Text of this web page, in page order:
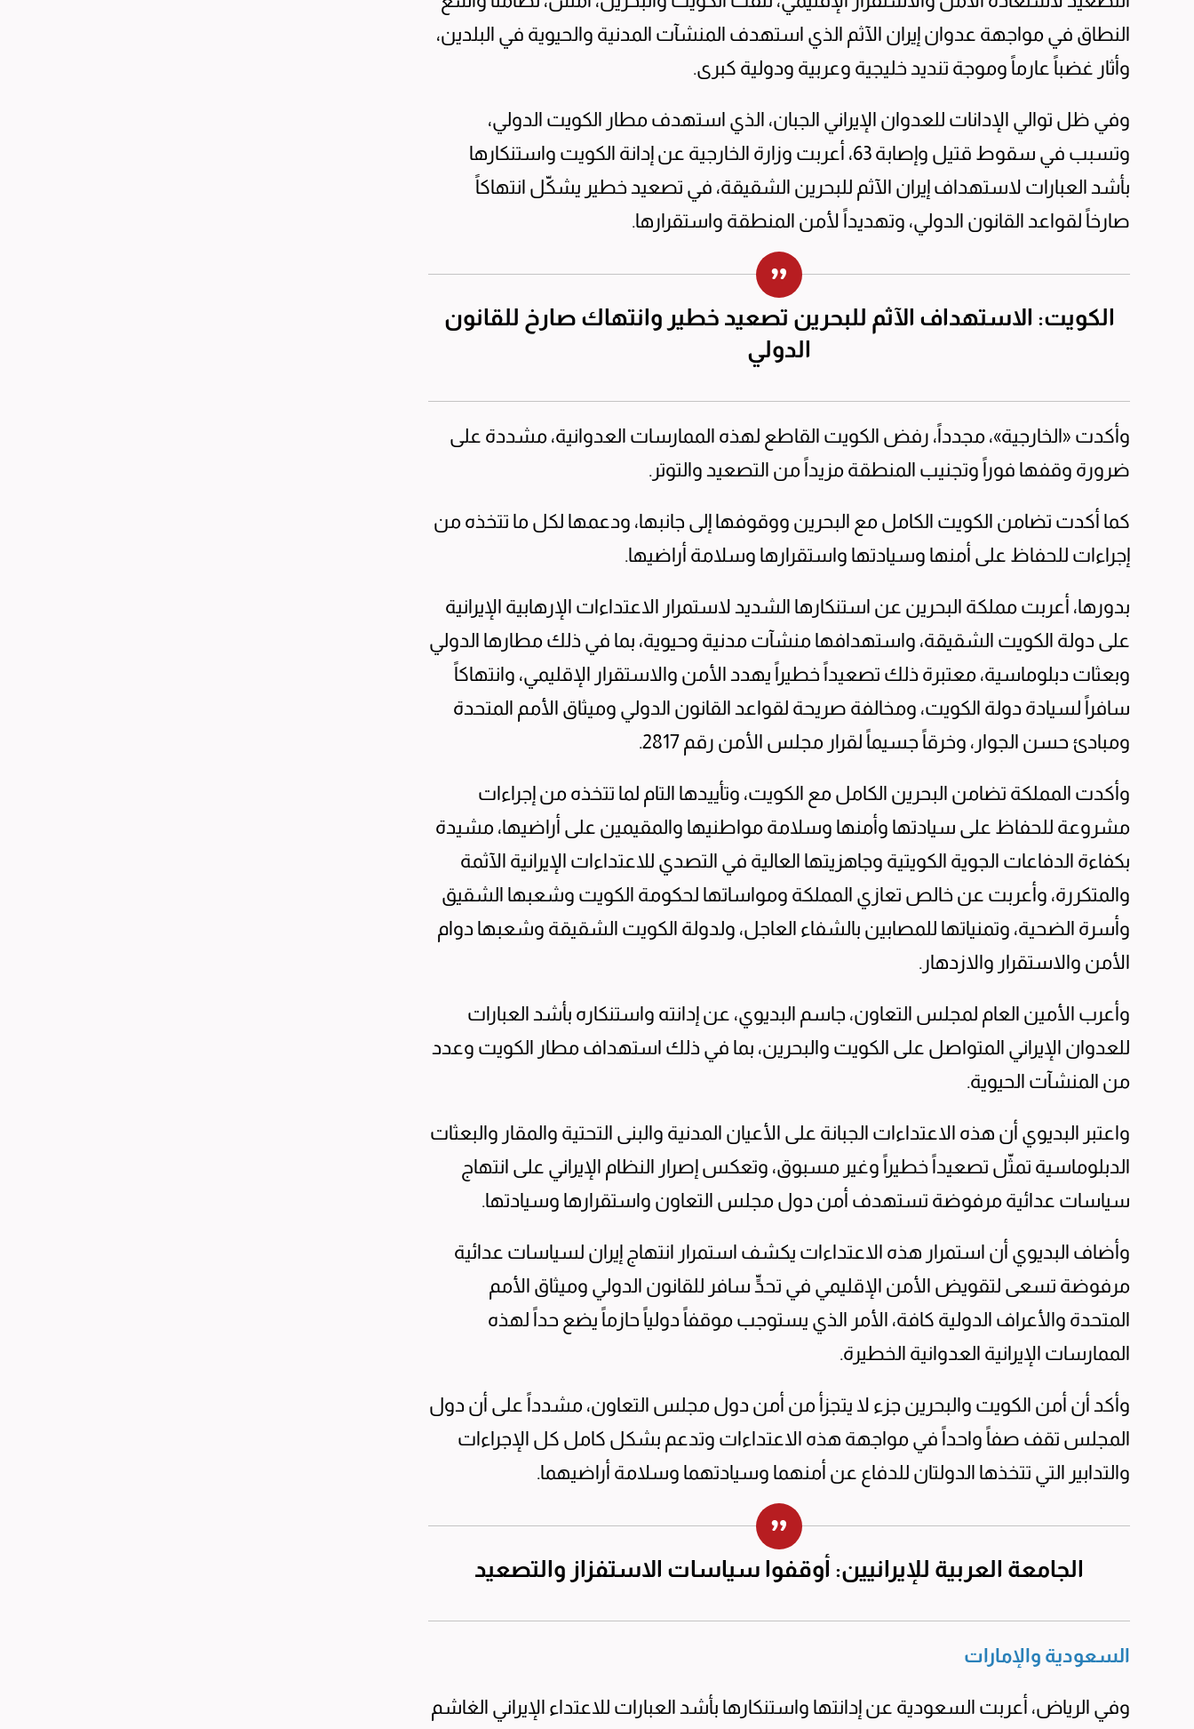
النطاق في مواجهة عدوان إيران الآثم الذي استهدف المنشآت المدنية والحيوية في البلدين،
وأثار غضباً عارماً وموجة تنديد خليجية وعربية ودولية كبرى.
وفي ظل توالي الإدانات للعدوان الإيراني الجبان، الذي استهدف مطار الكويت الدولي،
وتسبب في سقوط قتيل وإصابة 63، أعربت وزارة الخارجية عن إدانة الكويت واستنكارها
بأشد العبارات لاستهداف إيران الآثم للبحرين الشقيقة، في تصعيد خطير يشكّل انتهاكاً
صارخاً لقواعد القانون الدولي، وتهديداً لأمن المنطقة واستقرارها.
الكويت: الاستهداف الآثم للبحرين تصعيد خطير وانتهاك صارخ للقانون
الدولي
وأكدت «الخارجية»، مجدداً، رفض الكويت القاطع لهذه الممارسات العدوانية، مشددة على
ضرورة وقفها فوراً وتجنيب المنطقة مزيداً من التصعيد والتوتر.
كما أكدت تضامن الكويت الكامل مع البحرين ووقوفها إلى جانبها، ودعمها لكل ما تتخذه من
إجراءات للحفاظ على أمنها وسيادتها واستقرارها وسلامة أراضيها.
بدورها، أعربت مملكة البحرين عن استنكارها الشديد لاستمرار الاعتداءات الإرهابية الإيرانية
على دولة الكويت الشقيقة، واستهدافها منشآت مدنية وحيوية، بما في ذلك مطارها الدولي
وبعثات دبلوماسية، معتبرة ذلك تصعيداً خطيراً يهدد الأمن والاستقرار الإقليمي، وانتهاكاً
سافراً لسيادة دولة الكويت، ومخالفة صريحة لقواعد القانون الدولي وميثاق الأمم المتحدة
ومبادئ حسن الجوار، وخرقاً جسيماً لقرار مجلس الأمن رقم 2817.
وأكدت المملكة تضامن البحرين الكامل مع الكويت، وتأييدها التام لما تتخذه من إجراءات
مشروعة للحفاظ على سيادتها وأمنها وسلامة مواطنيها والمقيمين على أراضيها، مشيدة
بكفاءة الدفاعات الجوية الكويتية وجاهزيتها العالية في التصدي للاعتداءات الإيرانية الآثمة
والمتكررة، وأعربت عن خالص تعازي المملكة ومواساتها لحكومة الكويت وشعبها الشقيق
وأسرة الضحية، وتمنياتها للمصابين بالشفاء العاجل، ولدولة الكويت الشقيقة وشعبها دوام
الأمن والاستقرار والازدهار.
وأعرب الأمين العام لمجلس التعاون، جاسم البديوي، عن إدانته واستنكاره بأشد العبارات
للعدوان الإيراني المتواصل على الكويت والبحرين، بما في ذلك استهداف مطار الكويت وعدد
من المنشآت الحيوية.
واعتبر البديوي أن هذه الاعتداءات الجبانة على الأعيان المدنية والبنى التحتية والمقار والبعثات
الدبلوماسية تمثّل تصعيداً خطيراً وغير مسبوق، وتعكس إصرار النظام الإيراني على انتهاج
سياسات عدائية مرفوضة تستهدف أمن دول مجلس التعاون واستقرارها وسيادتها.
وأضاف البديوي أن استمرار هذه الاعتداءات يكشف استمرار انتهاج إيران لسياسات عدائية
مرفوضة تسعى لتقويض الأمن الإقليمي في تحدٍّ سافر للقانون الدولي وميثاق الأمم
المتحدة والأعراف الدولية كافة، الأمر الذي يستوجب موقفاً دولياً حازماً يضع حداً لهذه
الممارسات الإيرانية العدوانية الخطيرة.
وأكد أن أمن الكويت والبحرين جزء لا يتجزأ من أمن دول مجلس التعاون، مشدداً على أن دول
المجلس تقف صفاً واحداً في مواجهة هذه الاعتداءات وتدعم بشكل كامل كل الإجراءات
والتدابير التي تتخذها الدولتان للدفاع عن أمنهما وسيادتهما وسلامة أراضيهما.
الجامعة العربية للإيرانيين: أوقفوا سياسات الاستفزاز والتصعيد
السعودية والإمارات
وفي الرياض، أعربت السعودية عن إدانتها واستنكارها بأشد العبارات للاعتداء الإيراني الغاشم